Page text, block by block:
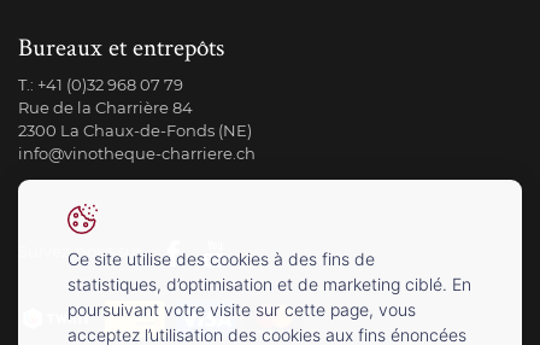
Bureaux et entrepôts
T.: +41 (0)32 968 07 79
Rue de la Charrière 84
2300 La Chaux-de-Fonds (NE)
info@vinotheque-charriere.ch
Suivez-nous sur
Ce site utilise des cookies à des fins de
statistiques, d’optimisation et de marketing ciblé. En
poursuivant votre visite sur cette page, vous
acceptez l’utilisation des cookies aux fins énoncées